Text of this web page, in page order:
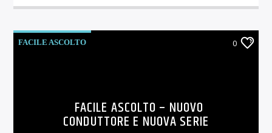
FACILE ASCOLTO 0
FACILE ASCOLTO – NUOVO
CONDUTTORE E NUOVA SERIE